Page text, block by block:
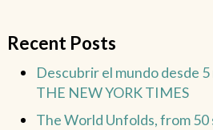
Recent Posts
Descubrir el mundo desde
THE NEW YORK TIMES
The World Unfolds, from